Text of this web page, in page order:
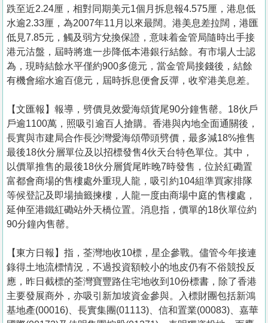
跌至近2.24厘，相對同期美元1個月拆息報4.575厘，港息低
水逾2.33厘，為2007年11月以來最闊。港美息差拉闊，港匯
低見7.85元，觸及弱方兌換保證，意味着金管局隨時出手接
港元沽盤，屆時將進一步降低本港銀行結餘。有市場人士認
為，現時結餘水平僅約900多億元，當金管局接錢後，結餘
有機會縮水逾百億元，屆時拆息便會反彈，收窄港美息差。
【文匯報】報導，劈價見效愛海頌貨尾90分鐘售罄。18伙戶
戶逾1100萬，照吸引逾百人搶購。香港與內地全面通關後，
長實與市建局合作長沙灣愛海頌帶頭劈價，最多減18%推售
最後18伙分層單位及以招標發售4伙天台特色單位。其中，
以價單推售的最後18伙分層貨尾昨晚7時發售，位於紅磡置
富都會商場的售樓處外重現人龍，吸引約104組準買家排隊
等候登記及即場抽籤揀樓，人龍一度由商場中庭的售樓處，
延伸至港鐵紅磡站外天橋位置。消息指，價單的18伙單位約
90分鐘內售罄。
【東方日報】指，荃灣地收10標，星企參戰。儘管今年接連
錄得土地流標情況，不過投資額較小的地皮仍有不俗競投反
應，昨日截標的荃灣寶豐路住宅地收到10份標書，除了香港
主要發展商外，亦吸引新加坡資金參與。入標財團包括新鴻
基地產(00016)、長實集團(01113)、信和置業(00083)、嘉華